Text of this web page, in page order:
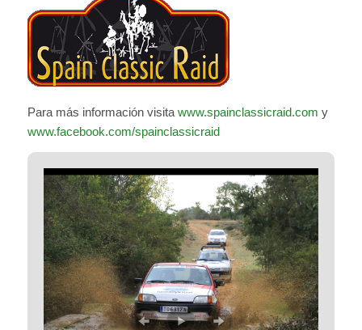
Para más información visita www.spainclassicraid.com y
www.facebook.com/spainclassicraid